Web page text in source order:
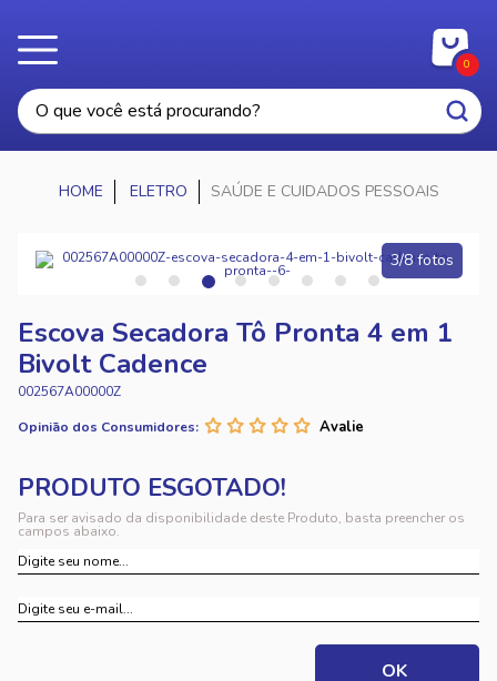
0
ELETRO SAÚDE E CUIDADOS PESSOAIS
3/8 fotos
Escova Secadora Tô Pronta 4 em 1
Bivolt Cadence
002567A00000Z
Opinião dos Consumidores:
Para ser avisado da disponibilidade deste Produto, basta preencher os
campos abaixo.